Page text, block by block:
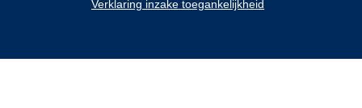
Verklaring inzake toegankelijkheid